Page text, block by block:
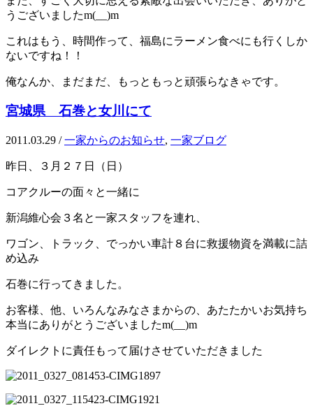
うございましたm(__)m
これはもう、時間作って、福島にラーメン食べにも行くしか
ないですね！！
俺なんか、まだまだ、もっともっと頑張らなきゃです。
宮城県 石巻と女川にて
2011.03.29 /一家からのお知らせ, 一家ブログ
昨日、３月２７日（日）
コアクルーの面々と一緒に
新潟維心会３名と一家スタッフを連れ、
ワゴン、トラック、でっかい車計８台に救援物資を満載に詰
め込み
石巻に行ってきました。
お客様、他、いろんなみなさまからの、あたたかいお気持ち
本当にありがとうございましたm(__)m
ダイレクトに責任もって届けさせていただきました